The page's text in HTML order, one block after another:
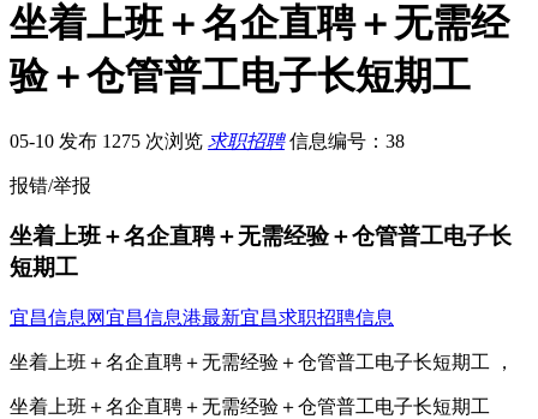
坐着上班＋名企直聘＋无需经
验＋仓管普工电子长短期工
05-10 发布 1275 次浏览 求职招聘 信息编号：38
报错/举报
坐着上班＋名企直聘＋无需经验＋仓管普工电子长
短期工
宜昌信息网宜昌信息港最新宜昌求职招聘信息
坐着上班＋名企直聘＋无需经验＋仓管普工电子长短期工 ，
坐着上班＋名企直聘＋无需经验＋仓管普工电子长短期工